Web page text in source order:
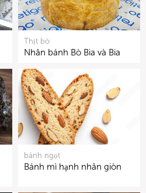
Thịt bò
Nhân bánh Bò Bia và Bia
bánh ngọt
Bánh mì hạnh nhân giòn